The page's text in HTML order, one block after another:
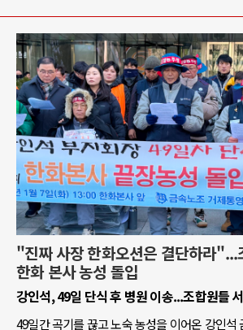
"진짜 사장 한화오션은 결단하라"...
한화 본사 농성 돌입
강인석, 49일 단식 후 병원 이송...조합원들
49일간 곡기를 끊고 노숙 농성을 이어온 강인석